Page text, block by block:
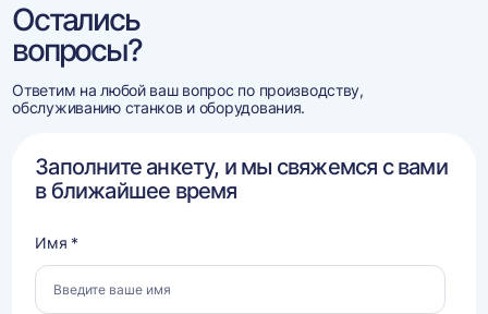
Остались
вопросы?
Ответим на любой ваш вопрос по производству,
обслуживанию станков и оборудования.
Заполните анкету, и мы свяжемся с вами
в ближайшее время
Имя *